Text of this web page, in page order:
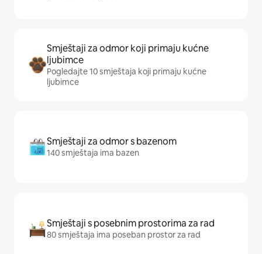
Smještaji za odmor koji primaju kućne
ljubimce
Pogledajte 10 smještaja koji primaju kućne
ljubimce
Smještaji za odmor s bazenom
140 smještaja ima bazen
Smještaji s posebnim prostorima za rad
80 smještaja ima poseban prostor za rad